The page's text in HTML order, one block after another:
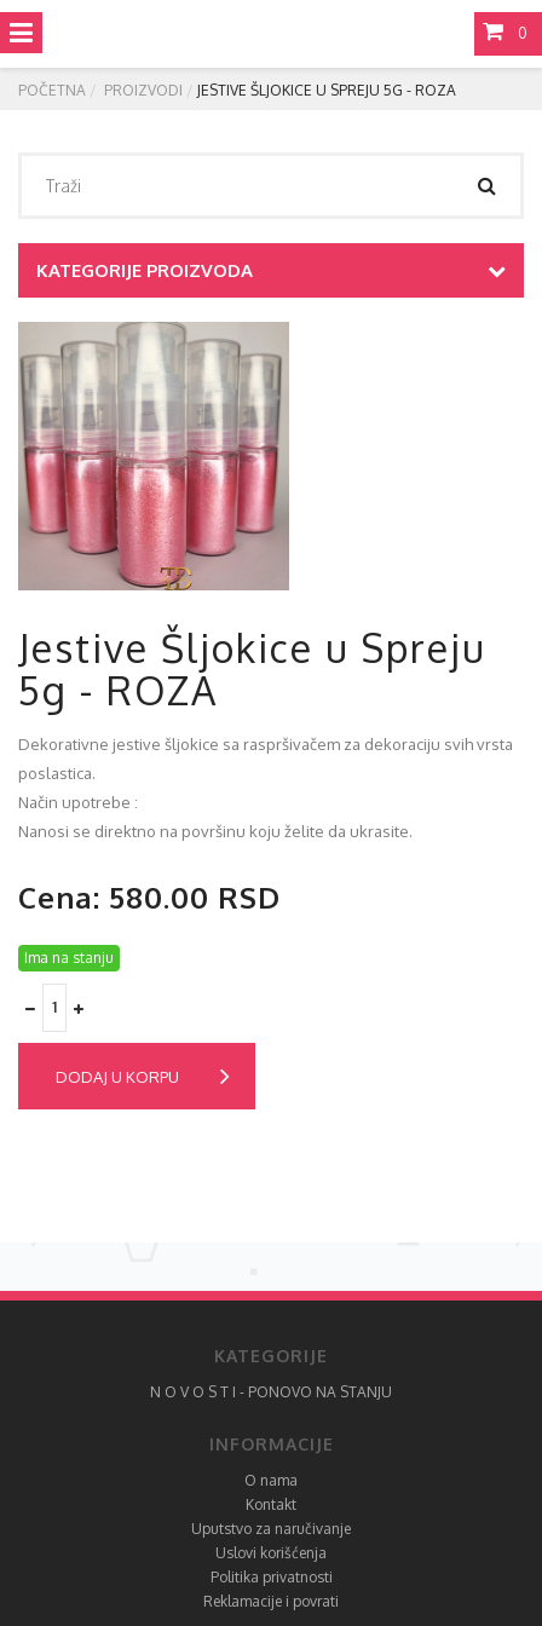
0
POČETNA PROIZVODI JESTIVE ŠLJOKICE U SPREJU 5G - ROZA
KATEGORIJE PROIZVODA
Jestive Šljokice u Spreju
5g - ROZA
Dekorativne jestive šljokice sa raspršivačem za dekoraciju svih vrsta
poslastica.
Način upotrebe :
Nanosi se direktno na površinu koju želite da ukrasite.
Cena: 580.00 RSD
Ima na stanju
DODAJ U KORPU
KATEGORIJE
N O V O S T I - PONOVO NA STANJU
INFORMACIJE
O nama
Kontakt
Uputstvo za naručivanje
Uslovi korišćenja
Politika privatnosti
Reklamacije i povrati